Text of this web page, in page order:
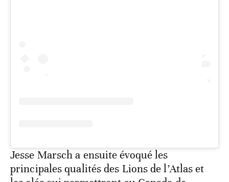
Jesse Marsch a ensuite évoqué les
principales qualités des Lions de l’Atlas et